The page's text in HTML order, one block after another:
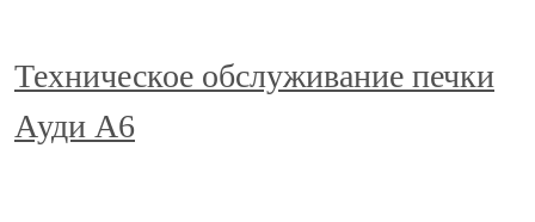
Техническое обслуживание печки
Ауди А6